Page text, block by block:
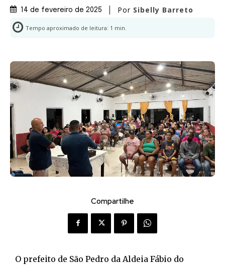
14 de fevereiro de 2025 Por Sibelly Barreto
Tempo aproximado de leitura: 1 min.
Compartilhe
O prefeito de São Pedro da Aldeia Fábio do